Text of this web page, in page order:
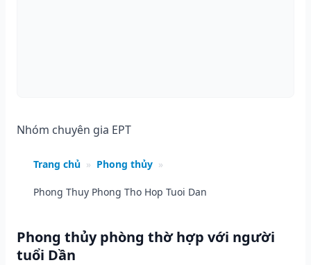
Nhóm chuyên gia EPT
Trang chủ » Phong thủy »
Phong Thuy Phong Tho Hop Tuoi Dan
Phong thủy phòng thờ hợp với người
tuổi Dần